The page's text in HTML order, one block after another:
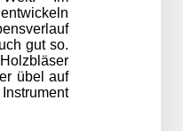
gut so.
übel auf